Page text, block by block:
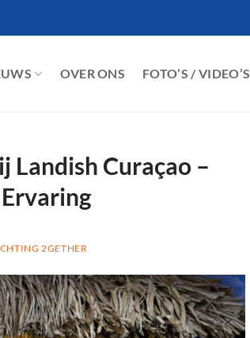
OVER ONS FOTO’S / VIDEO’S
Landish Curaçao –
2GETHER